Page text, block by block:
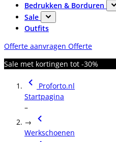
Bedrukken & Borduren
Sale
Outfits
Offerte aanvragen Offerte
Sale met kortingen tot -30%
Proforto.nl
Startpagina
–
→
Werkschoenen